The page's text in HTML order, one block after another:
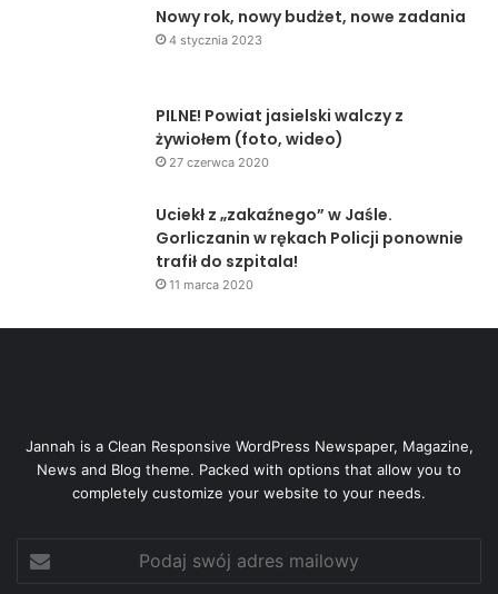
Nowy rok, nowy budżet, nowe zadania
4 stycznia 2023
PILNE! Powiat jasielski walczy z
żywiołem (foto, wideo)
27 czerwca 2020
Uciekł z „zakaźnego” w Jaśle.
Gorliczanin w rękach Policji ponownie
trafił do szpitala!
11 marca 2020
Jannah is a Clean Responsive WordPress Newspaper, Magazine,
News and Blog theme. Packed with options that allow you to
completely customize your website to your needs.
swój